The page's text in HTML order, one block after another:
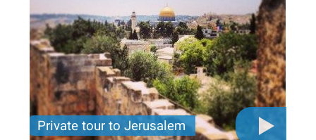
Private tour to Jerusalem